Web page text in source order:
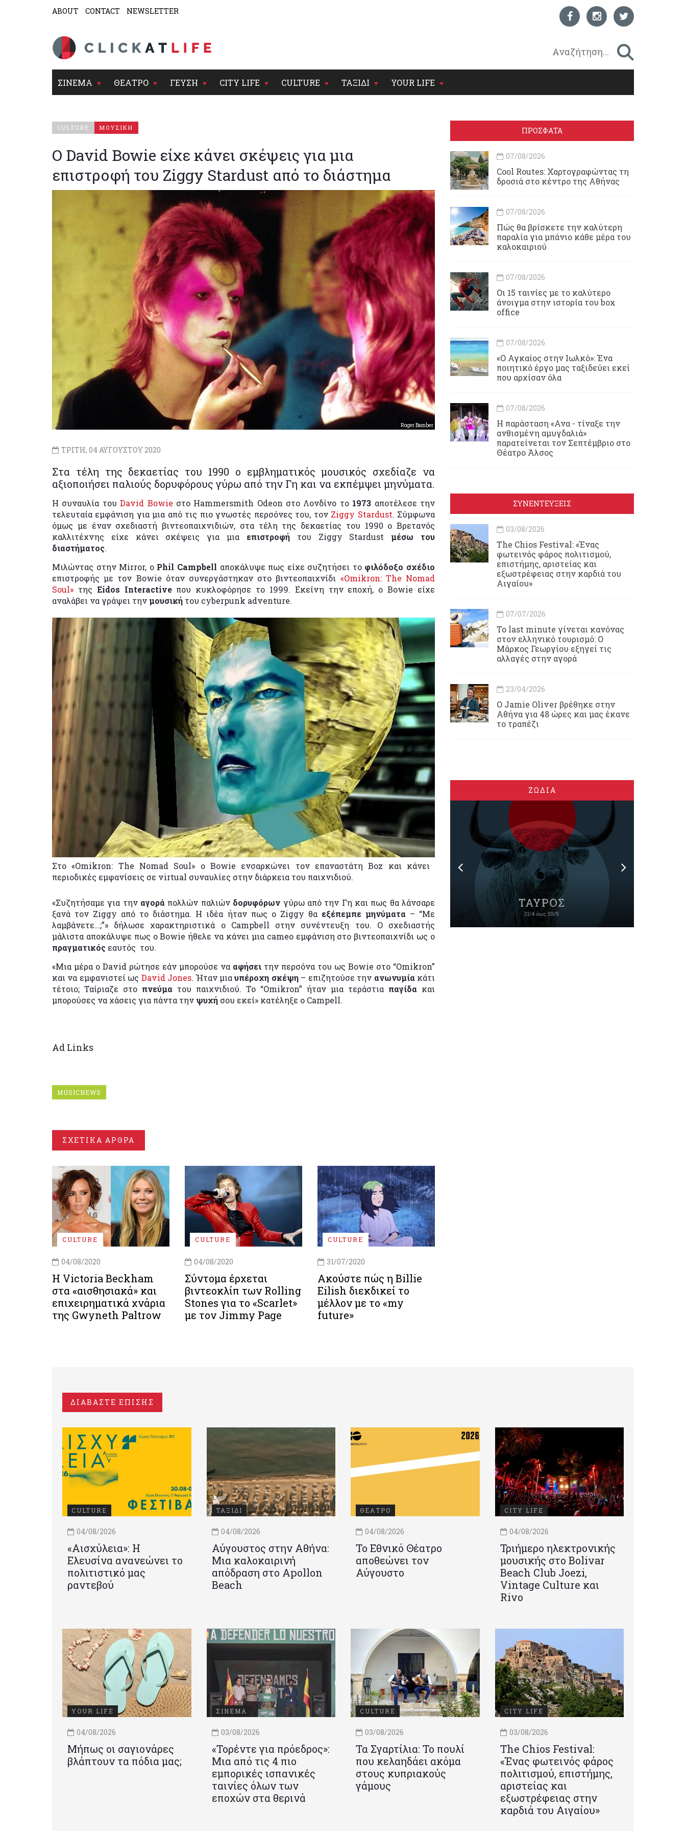
ABOUT CONTACT NEWSLETTER
ΣΙΝΕΜΑ ΘΕΑΤΡΟ ΓΕΥΣΗ CITY LIFE CULTURE ΤΑΞΙΔΙ YOUR LIFE
CULTURE ΜΟΥΣΙΚΗ
Ο David Bowie είχε κάνει σκέψεις για μια
επιστροφή του Ziggy Stardust από το διάστημα
Roger Bamber
ΤΡΙΤΗ, 04 ΑΥΓΟΥΣΤΟΥ 2020
Στα τέλη της δεκαετίας του 1990 ο εμβληματικός μουσικός σχεδίαζε να
αξιοποιήσει παλιούς δορυφόρους γύρω από την Γη και να εκπέμψει μηνύματα.
Η συναυλία τουDavid Bowie στο Hammersmith Odeon στο Λονδίνο το 1973 αποτέλεσε την
τελευταία εμφάνιση για μια από τις πιο γνωστές περσόνες του, τον Ziggy Stardust. Σύμφωνα
όμως με έναν σχεδιαστή βιντεοπαιχνιδιών, στα τέλη της δεκαετίας του 1990 ο Βρετανός
καλλιτέχνης είχε κάνει σκέψεις για μια επιστροφή του Ziggy Stardustμέσω του
διαστήματος.
Μιλώντας στην Mirror, ο Phil Campbell αποκάλυψε πως είχε συζητήσει το φιλόδοξο σχέδιο
επιστροφής με τον Bowie όταν συνεργάστηκαν στο βιντεοπαιχνίδι «Omikron: The Nomad
Soul» της Eidos Interactiveπου κυκλοφόρησε το 1999. Εκείνη την εποχή, ο Bowie είχε
αναλάβει να γράψει τηνμουσική του cyberpunk adventure.
Στο «Omikron: The Nomad Soul» ο Bowie ενσαρκώνει τον επαναστάτη Boz και κάνει
περιοδικές εμφανίσεις σε virtual συναυλίες στην διάρκεια του παιχνιδιού.
«Συζητήσαμε για την αγορά πολλών παλιών δορυφόρων γύρω από την Γη και πως θα λάνσαρε
ξανά τον Ziggy από το διάστημα. Η ιδέα ήταν πως ο Ziggy θα εξέπεμπε μηνύματα – “Με
λαμβάνετε…;”» δήλωσε χαρακτηριστικά ο Campbell στην συνέντευξη του. Ο σχεδιαστής
μάλιστα αποκάλυψε πως ο Bowie ήθελε να κάνει μια cameo εμφάνιση στο βιντεοπαιχνίδι ως ο
πραγματικός εαυτός του.
«Μια μέρα ο David ρώτησε εάν μπορούσε να αφήσει την περσόνα του ως Bowie στο “Omikron”
και να εμφανιστεί ως David Jones. Ήταν μιαυπέροχη σκέψη– επιζητούσε την ανωνυμία κάτι
τέτοιο; Ταίριαζε στο πνεύμα του παιχνιδιού. Το “Omikron” ήταν μια τεράστια παγίδα και
μπορούσες να χάσεις για πάντα τηνψυχή σου εκεί» κατέληξε ο Campell.
Ad Links
MUSICNEWS
ΣΧΕΤΙΚΑ ΑΡΘΡΑ
CULTURE
04/08/2020
Η Victoria Beckham
στα «αισθησιακά» και
επιχειρηματικά χνάρια
της Gwyneth Paltrow
CULTURE
04/08/2020
Σύντομα έρχεται
βιντεοκλίπ των Rolling
Stones για το «Scarlet»
με τον Jimmy Page
CULTURE
31/07/2020
Ακούστε πώς η Billie
Eilish διεκδικεί το
μέλλον με το «my
future»
ΠΡΟΣΦΑΤΑ
07/08/2026
Cool Routes: Χαρτογραφώντας τη
δροσιά στο κέντρο της Αθήνας
07/08/2026
Πώς θα βρίσκετε την καλύτερη
παραλία για μπάνιο κάθε μέρα του
καλοκαιριού
07/08/2026
Οι 15 ταινίες με το καλύτερο
άνοιγμα στην ιστορία του box
office
07/08/2026
«Ο Αγκαίος στην Ιωλκό»: Ένα
ποιητικό έργο μας ταξιδεύει εκεί
που αρχίσαν όλα
07/08/2026
Η παράσταση «Ανα - τίναξε την
ανθισμένη αμυγδαλιά»
παρατείνεται τον Σεπτέμβριο στο
Θέατρο Άλσος
ΣΥΝΕΝΤΕΥΞΕΙΣ
03/08/2026
Τhe Chios Festival: «Ένας
φωτεινός φάρος πολιτισμού,
επιστήμης, αριστείας και
εξωστρέφειας στην καρδιά του
Αιγαίου»
07/07/2026
Το last minute γίνεται κανόνας
στον ελληνικό τουρισμό: Ο
Μάρκος Γεωργίου εξηγεί τις
αλλαγές στην αγορά
23/04/2026
Ο Jamie Oliver βρέθηκε στην
Αθήνα για 48 ώρες και μας έκανε
το τραπέζι
ΖΩΔΙΑ
ΔΙΑΒΑΣΤΕ ΕΠΙΣΗΣ
CULTURE
04/08/2026
«Αισχύλεια»: Η
Ελευσίνα ανανεώνει το
πολιτιστικό μας
ραντεβού
ΤΑΞΙΔΙ
04/08/2026
Αύγουστος στην Αθήνα:
Μια καλοκαιρινή
απόδραση στο Apollon
Beach
ΘΕΑΤΡΟ
04/08/2026
Το Εθνικό Θέατρο
αποθεώνει τον
Αύγουστο
CITY LIFE
04/08/2026
Τριήμερο ηλεκτρονικής
μουσικής στο Bolivar
Beach Club Joezi,
Vintage Culture και
Rivo
YOUR LIFE
04/08/2026
Μήπως οι σαγιονάρες
βλάπτουν τα πόδια μας;
ΣΙΝΕΜΑ
03/08/2026
«Τορέντε για πρόεδρος»:
Mια από τις 4 πιο
εμπορικές ισπανικές
ταινίες όλων των
εποχών στα θερινά
CULTURE
03/08/2026
Τα Σγαρτίλια: Το πουλί
που κελαηδάει ακόμα
στους κυπριακούς
γάμους
CITY LIFE
03/08/2026
Τhe Chios Festival:
«Ένας φωτεινός φάρος
πολιτισμού, επιστήμης,
αριστείας και
εξωστρέφειας στην
καρδιά του Αιγαίου»